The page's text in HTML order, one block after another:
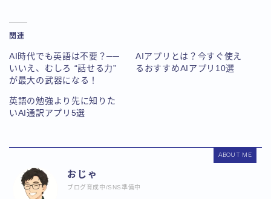
関連
AI時代でも英語は不要？──
いいえ、むしろ “話せる力”
が最大の武器になる！
AIアプリとは？今すぐ使え
るおすすめAIアプリ10選
英語の勉強より先に知りた
いAI通訳アプリ5選
ABOUT ME
おじゃ
ブログ育成中/SNS準備中